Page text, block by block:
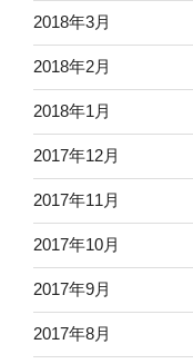
2018年3月
2018年2月
2018年1月
2017年12月
2017年11月
2017年10月
2017年9月
2017年8月